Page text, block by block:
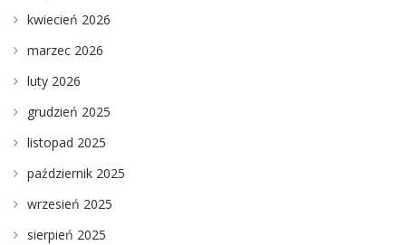
kwiecień 2026
marzec 2026
luty 2026
grudzień 2025
listopad 2025
październik 2025
wrzesień 2025
sierpień 2025